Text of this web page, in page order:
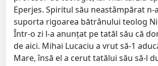
Eperjes. Spiritul său neastâmpărat
suporta rigoarea bătrânului teolog
Într-o zi l-a anunţat pe tatăl său că
de aici. Mihai Lucaciu a vrut să-1
Mare, însă el a cerut tatălui său să-l